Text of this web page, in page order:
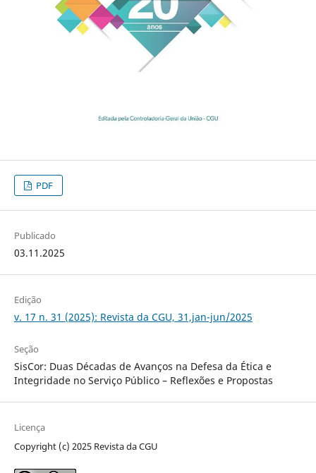
PDF
Publicado
03.11.2025
Edição
v. 17 n. 31 (2025): Revista da CGU, 31,jan-jun/2025
Seção
SisCor: Duas Décadas de Avanços na Defesa da Ética e
Integridade no Serviço Público – Reflexões e Propostas
Licença
Copyright (c) 2025 Revista da CGU